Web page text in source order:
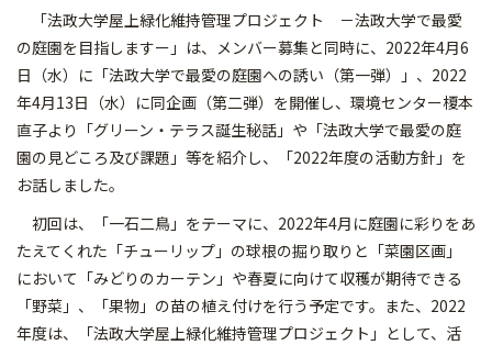
「法政大学屋上緑化維持管理プロジェクト －法政大学で最愛
の庭園を目指しますー」は、メンバー募集と同時に、2022年4月6
日（水）に「法政大学で最愛の庭園への誘い（第一弾）」、2022
年4月13日（水）に同企画（第二弾）を開催し、環境センター榎本
直子より「グリーン・テラス誕生秘話」や「法政大学で最愛の庭
園の見どころ及び課題」等を紹介し、「2022年度の活動方針」を
お話しました。
初回は、「一石二鳥」をテーマに、2022年4月に庭園に彩りをあ
たえてくれた「チューリップ」の球根の掘り取りと「菜園区画」
において「みどりのカーテン」や春夏に向けて収穫が期待できる
「野菜」、「果物」の苗の植え付けを行う予定です。また、2022
年度は、「法政大学屋上緑化維持管理プロジェクト」として、活